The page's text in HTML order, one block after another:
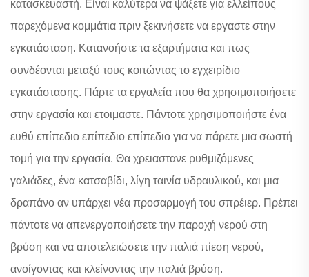
κατασκευαστή. Είναι καλύτερα να ψάξετε για ελλείπους
παρεχόμενα κομμάτια πριν ξεκινήσετε να εργαστε στην
εγκατάσταση. Κατανοήστε τα εξαρτήματα και πως
συνδέονται μεταξύ τους κοιτώντας το εγχειρίδιο
εγκατάστασης. Πάρτε τα εργαλεία που θα χρησιμοποιήσετε
στην εργασία και ετοιμαστε. Πάντοτε χρησιμοποιήστε ένα
ευθύ επίπεδιο επίπεδιο επίπεδιο για να πάρετε μια σωστή
τομή για την εργασία. Θα χρειαστανε ρυθμιζόμενες
γαλιάδες, ένα κατσαβίδι, λίγη ταινία υδραυλικού, και μια
δραπάνο αν υπάρχει νέα προσαρμογή του σπρέιερ. Πρέπει
πάντοτε να απενεργοποιήσετε την παροχή νερού στη
βρύση και να αποτελειώσετε την παλιά πίεση νερού,
ανοίγοντας και κλείνοντας την παλιά βρύση.